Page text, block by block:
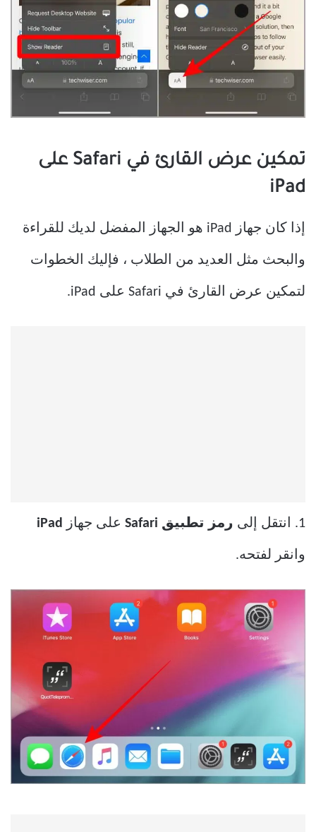
تمكين عرض القارئ في Safari على
iPad
إذا كان جهاز iPad هو الجهاز المفضل لديك للقراءة
والبحث مثل العديد من الطلاب ، فإليك الخطوات
لتمكين عرض القارئ في Safari على iPad.
1. انتقل إلى رمز تطبيق Safari على جهاز iPad
وانقر لفتحه.